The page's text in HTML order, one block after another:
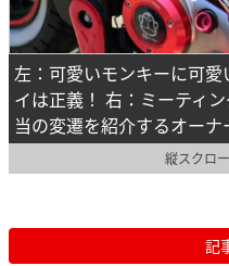
左：可愛いモンキーに可
イは正義！ 右：ミーティ
当の変遷を紹介するオーナ
縦スクロ
記